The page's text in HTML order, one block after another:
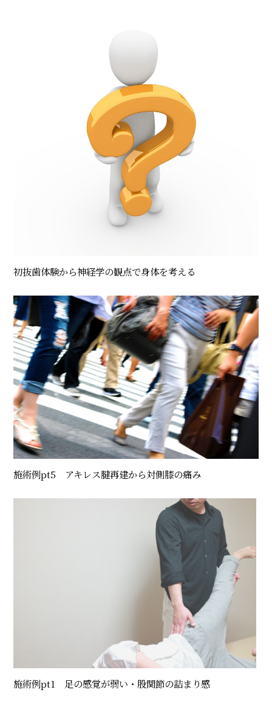
初抜歯体験から神経学の観点で身体を考える
施術例pt5 アキレス腱再建から対側膝の痛み
施術例pt1 足の感覚が弱い・股関節の詰まり感